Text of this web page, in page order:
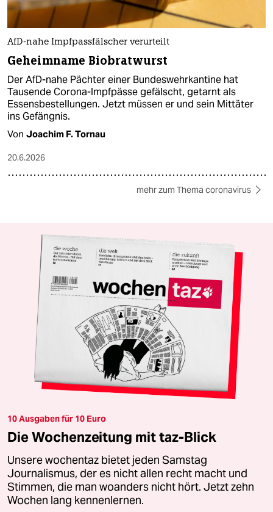
AfD-nahe Impfpassfälscher verurteilt
Geheimname Biobratwurst
Der AfD-nahe Pächter einer Bundeswehrkantine hat
Tausende Corona-Impfpässe gefälscht, getarnt als
Essensbestellungen. Jetzt müssen er und sein Mittäter
ins Gefängnis.
Von Joachim F. Tornau
20.6.2026
mehr zum Thema coronavirus
10 Ausgaben für 10 Euro
Die Wochenzeitung mit taz-Blick
Unsere wochentaz bietet jeden Samstag
Journalismus, der es nicht allen recht macht und
Stimmen, die man woanders nicht hört. Jetzt zehn
Wochen lang kennenlernen.